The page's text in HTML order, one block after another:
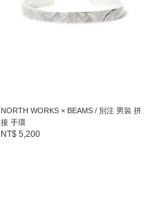
NORTH WORKS × BEAMS / 別注 男裝 拼
接 手環
NT$ 5,200